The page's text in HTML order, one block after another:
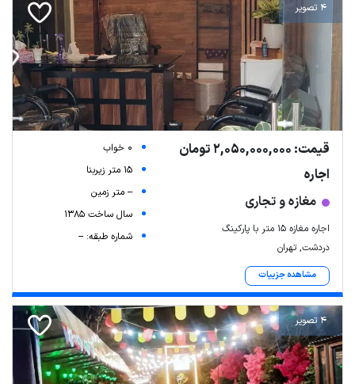
4 تصویر
قیمت: 2,050,000,000 تومان
اجاره
مغازه و تجاری
اجاره مغازه ۱۵ متر با پارکینگ
دردشت, تهران
مشاهده جزییات
0 خواب
15 متر زیربنا
-- متر زمین
سال ساخت 1385
شماره طبقه: --
4 تصویر